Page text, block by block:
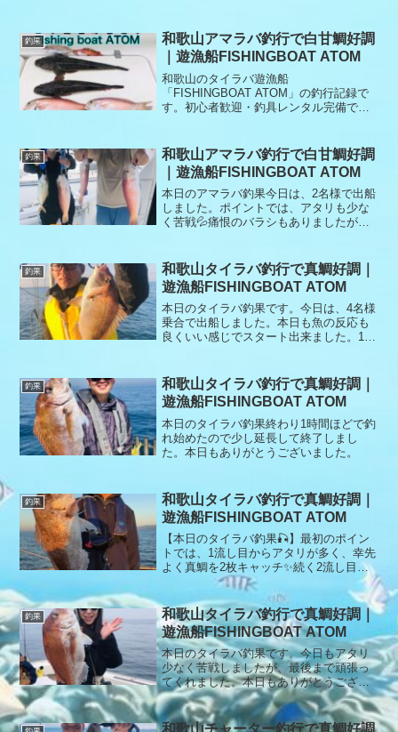
したよ本日もありがとうございました。
釣果
和歌山アマラバ釣行で白甘鯛好調
｜遊漁船FISHINGBOAT ATOM
和歌山のタイラバ遊漁船
「FISHINGBOAT ATOM」の釣行記録で
す。初心者歓迎・釣具レンタル完備で、
バからスタートしました。ポイントで
は、すぐにアタリがありました...
釣果
和歌山アマラバ釣行で白甘鯛好調
｜遊漁船FISHINGBOAT ATOM
本日のアマラバ釣果今日は、2名様で出船
しました。ポイントでは、アタリも少な
く苦戦💦痛恨のバラシもありましたが、
りがとうございました😊
釣果
和歌山タイラバ釣行で真鯛好調｜
遊漁船FISHINGBOAT ATOM
本日のタイラバ釣果です。今日は、4名様
乗合で出船しました。本日も魚の反応も
良くいい感じでスタート出来ました。1流
ツポツ釣れましたが、今年最後の白甘鯛
を狙いにポイント移動しましたが、波高
くしばらく頑張りましたが危険なので終
了しました。本日もありがとうございま
した。
釣果
和歌山タイラバ釣行で真鯛好調｜
遊漁船FISHINGBOAT ATOM
本日のタイラバ釣果終わり1時間ほどで釣
れ始めたので少し延長して終了しまし
た。本日もありがとうございました。
釣果
和歌山タイラバ釣行で真鯛好調｜
遊漁船FISHINGBOAT ATOM
【本日のタイラバ釣果🎣】最初のポイン
トでは、1流し目からアタリが多く、幸先
よく真鯛を2枚キャッチ✨続く2流し目で
は、63㎝と45㎝の良型真鯛を追加し、好
スタートとなりました😊しかし、その後
は潮止まりの影響もありアタリが遠のい
たため、深場へ移動。周りの船ではよく
釣れている状況でしたが、なかなかこち
らには口を使ってくれず苦戦💦それでも
釣れればナイスサイズばかりでしたが、
あとが続かず納竿となりました。難しい
状況の中、最後まで頑張っていただきあ
りがとうございました🙇‍♂️本日もご乗船あ
りがとうございまし
釣果
和歌山タイラバ釣行で真鯛好調｜
遊漁船FISHINGBOAT ATOM
本日のタイラバ釣果です。今日もアタリ
少なく苦戦しましたが、最後まで頑張っ
てくれました。本日もありがとうござい
ました。